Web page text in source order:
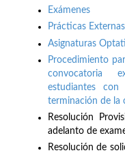
Exámenes
Prácticas Externas
Asignaturas
Procedimiento
convocatoria
estudiantes
terminación de la
Resolución
adelanto de
Resolución de